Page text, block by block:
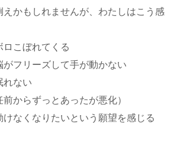
えかもしれませんが、わたしはこう感
ロこぼれてくる
がフリーズして手が動かない
れない
前からずっとあったが悪化）
けなくなりたいという願望を感じる